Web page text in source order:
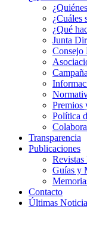
¿Cuáles
¿Qué
Junta
Consejo
Premios
Política
Transparencia
Publicaciones
Guías y
Contacto
Últimas